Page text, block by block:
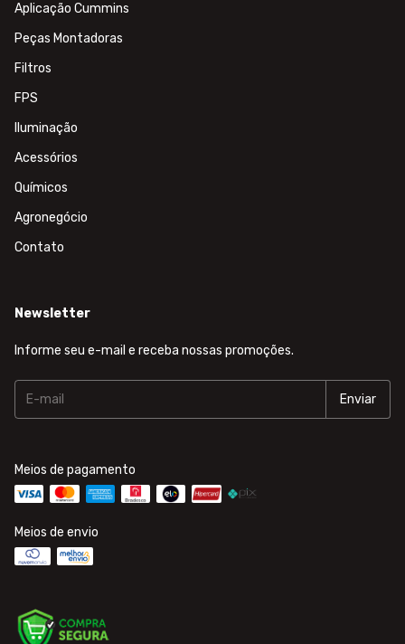
Aplicação Cummins
Peças Montadoras
Filtros
FPS
Iluminação
Acessórios
Químicos
Agronegócio
Contato
Newsletter
Informe seu e-mail e receba nossas promoções.
Meios de pagamento
Meios de envio